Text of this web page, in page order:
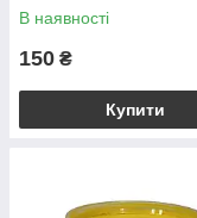
В наявності
150 ₴
Купити